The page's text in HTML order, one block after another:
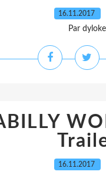
16.11.2017
Par dyloke
16.11.2017